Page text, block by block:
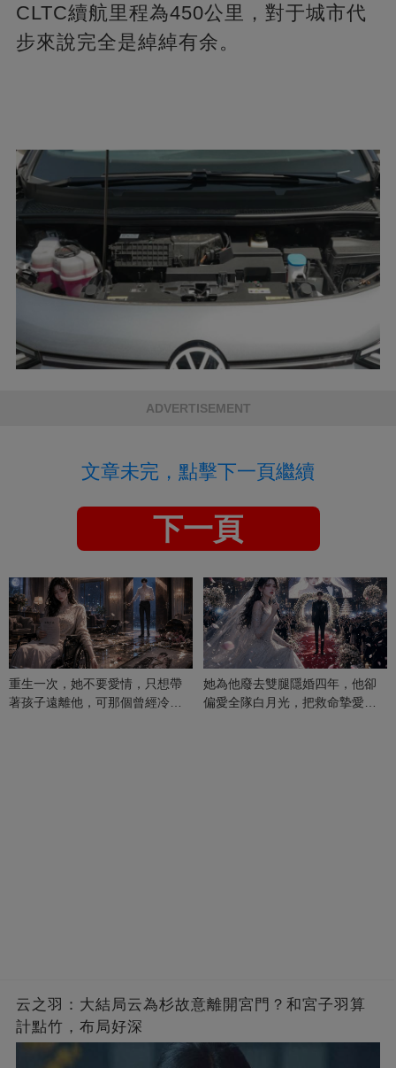
CLTC續航里程為450公里，對于城市代
步來說完全是綽綽有余。
ADVERTISEMENT
文章未完，點擊下一頁繼續
下一頁
重生一次，她不要愛情，只想帶
著孩子遠離他，可那個曾經冷漠
她為他廢去雙腿隱婚四年，他卻
偏愛全隊白月光，把救命摯愛當
云之羽：大結局云為杉故意離開宮門？和宮子羽算
計點竹，布局好深